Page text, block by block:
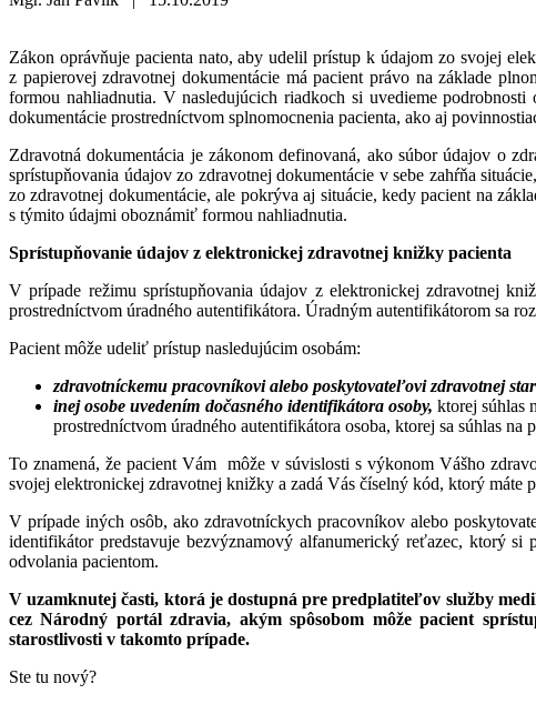
Zákon oprávňuje pacienta nato, aby udelil prístup k údajom zo svojej
z papierovej zdravotnej dokumentácie má pacient právo na základe
formou nahliadnutia. V nasledujúcich riadkoch si uvedieme
dokumentácie prostredníctvom splnomocnenia pacienta, ako aj
Zdravotná dokumentácia je zákonom definovaná, ako súbor údajov o
sprístupňovania údajov zo zdravotnej dokumentácie v sebe zahŕňa
zo zdravotnej dokumentácie, ale pokrýva aj situácie, kedy pacient na
s týmito údajmi oboznámiť formou nahliadnutia.
Sprístupňovanie údajov z elektronickej zdravotnej knižky pacienta
V prípade režimu sprístupňovania údajov z elektronickej zdravotnej
prostredníctvom úradného autentifikátora. Úradným autentifikátorom sa
Pacient môže udeliť prístup nasledujúcim osobám:
zdravotníckemu pracovníkovi alebo poskytovateľovi zdravotnej
inej osobe uvedením dočasného identifikátora osoby, ktorej súhlas
prostredníctvom úradného autentifikátora osoba, ktorej sa súhlas na
To znamená, že pacient Vám môže v súvislosti s výkonom Vášho
svojej elektronickej zdravotnej knižky a zadá Vás číselný kód, ktorý
V prípade iných osôb, ako zdravotníckych pracovníkov alebo
identifikátor predstavuje bezvýznamový alfanumerický reťazec, ktorý
odvolania pacientom.
V uzamknutej časti, ktorá je dostupná pre predplatiteľov služby
cez Národný portál zdravia, akým spôsobom môže pacient
starostlivosti v takomto prípade.
Ste tu nový?